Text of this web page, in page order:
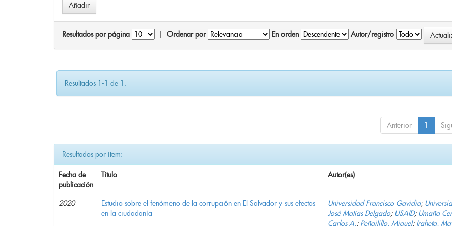
Resultados por página Ordenar por En orden Autor/registro
Resultados 1-1 de 1.
Anterior 1
Resultados por ítem:
Fecha de
publicación
Título Autor(es)
2020
Estudio sobre el fenómeno de la corrupción en El Salvador y sus efectos
en la ciudadanía
Universidad Francisco Gavidia;
José Matías Delgado; USAID; Umaña
Carlos A.; Peñailillo, Miguel; Iraheta,